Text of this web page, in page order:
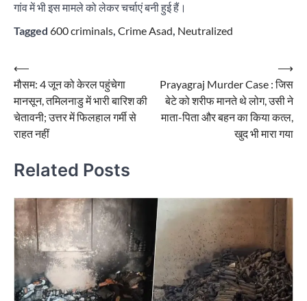
गांव में भी इस मामले को लेकर चर्चाएं बनी हुई हैं।
Tagged 600 criminals, Crime Asad, Neutralized
Post
navigation
⟵
मौसम: 4 जून को केरल पहुंचेगा
मानसून, तमिलनाडु में भारी बारिश की
चेतावनी; उत्तर में फिलहाल गर्मी से
राहत नहीं
Prayagraj Murder Case : जिस
बेटे को शरीफ मानते थे लोग, उसी ने
माता-पिता और बहन का किया कत्ल,
खुद भी मारा गया
⟶
Related Posts